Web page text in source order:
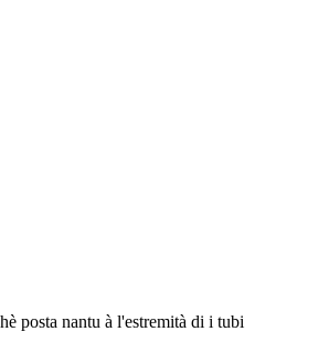
posta nantu à l'estremità di i tubi